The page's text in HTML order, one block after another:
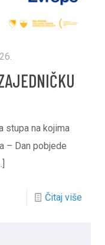
stupa na kojima
– Dan pobjede
Čitaj više